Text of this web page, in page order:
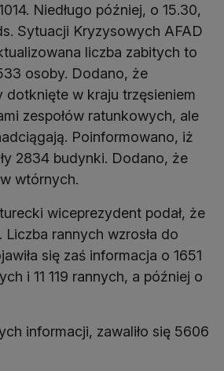
Niedługo później, o 15.30,
Sytuacji Kryzysowych AFAD
liczba zabitych to
osoby. Dodano, że
dotknięte w kraju trzęsieniem
zespołów ratunkowych, ale
Poinformowano, iż
2834 budynki. Dodano, że
wtórnych.
wiceprezydent podał, że
Liczba rannych wzrosła do
się zaś informacja o 1651
i 11 119 rannych, a później o
informacji, zawaliło się 5606